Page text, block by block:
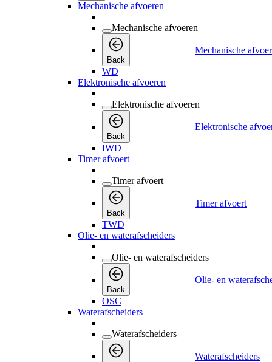
Mechanische afvoeren
Mechanische afvoeren
Back
Mechanische
WD
Elektronische afvoeren
Elektronische afvoeren
Back
Elektronische
IWD
Timer afvoert
Timer afvoert
Back
Timer afvoert
TWD
Olie- en waterafscheiders
Olie- en waterafscheiders
Back
Olie- en
OSC
Waterafscheiders
Waterafscheiders
Waterafscheiders